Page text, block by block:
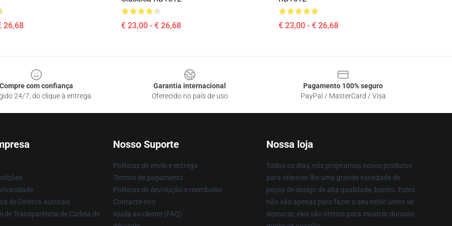
26,68 € 23,00 - € 26,68 € 23,00 - € 26,68
Compre com confiança
24/7, do clique à entrega
Garantia internacional
Oferecido no país de uso
Pagamento 100% seguro
PayPal / MasterCard / Visa
de Direitos Autorais
de Transparência de Cadeia de
Nosso Suporte
Políticas de envio e entrega
Termos de pagamento
Políticas de devolução e reembolso
Contacte-nos
Ajuda ao cliente (FAQ)
Nossa loja
Todos os dias, nós projetamos novos produtos
para oferecer-lhe uma grande variedade de
peças de design de alta qualidade, bonito. Estes
não são apenas para fazer o seu estilo único se
destacar, eles são ótimos para mostrar durante